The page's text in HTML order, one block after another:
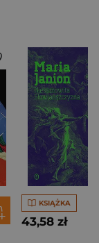
KSIĄŻKA
43,58 zł